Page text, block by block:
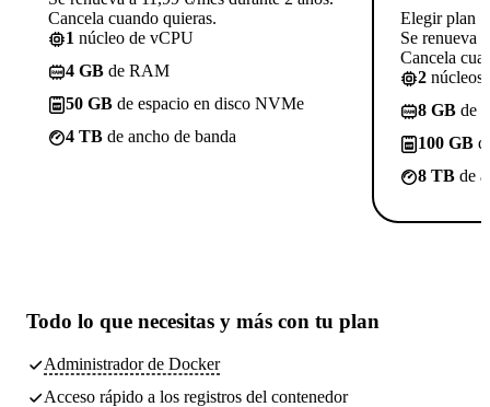
Cancela cuando quieras.
1 núcleo de vCPU
4 GB de RAM
50 GB de espacio en disco NVMe
4 TB de ancho de banda
Elegir plan
Se renueva
Cancela
2 núcleos
8 GB de
100 GB
8 TB de
Todo lo que necesitas y más con tu plan
Administrador de Docker
Acceso rápido a los registros del contenedor